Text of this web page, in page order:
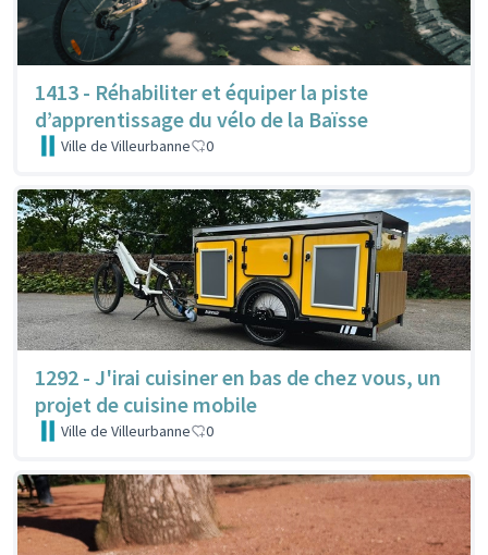
1413 - Réhabiliter et équiper la piste
d’apprentissage du vélo de la Baïsse
Ville de Villeurbanne 0
1292 - J'irai cuisiner en bas de chez vous, un
projet de cuisine mobile
Ville de Villeurbanne 0